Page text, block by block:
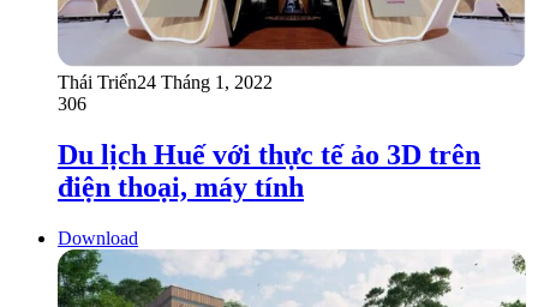
Thái Triển24 Tháng 1, 2022
306
Du lịch Huế với thực tế ảo 3D trên
điện thoại, máy tính
Download